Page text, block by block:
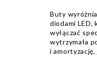
Buty
diodami LED,
wyłączać
wytrzymała
i